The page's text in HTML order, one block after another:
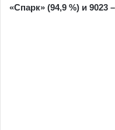
«Спарк» (94,9 %) и 9023